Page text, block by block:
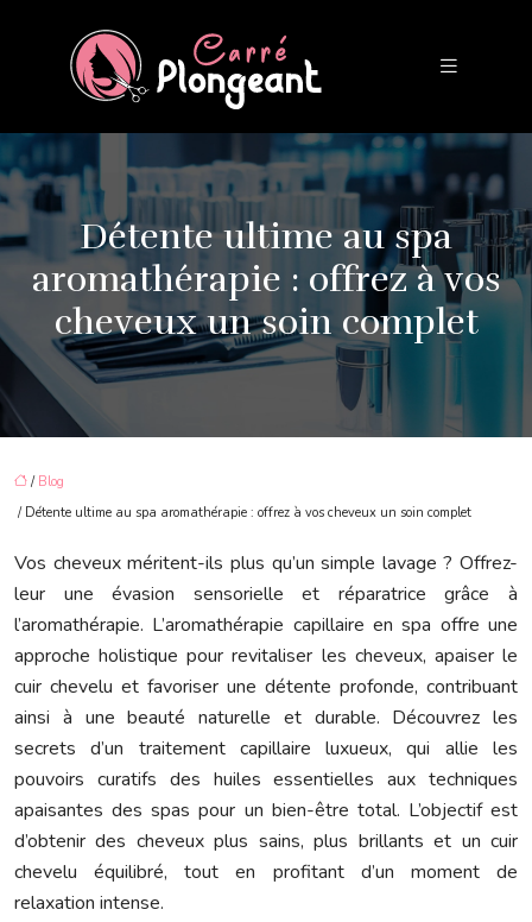
Détente ultime au spa
aromathérapie : offrez à vos
cheveux un soin complet
/ Blog
/ Détente ultime au spa aromathérapie : offrez à vos cheveux un soin complet
Vos cheveux méritent-ils plus qu’un simple lavage ? Offrez-
leur une évasion sensorielle et réparatrice grâce à
l’aromathérapie. L’aromathérapie capillaire en spa offre une
approche holistique pour revitaliser les cheveux, apaiser le
cuir chevelu et favoriser une détente profonde, contribuant
ainsi à une beauté naturelle et durable. Découvrez les
secrets d’un traitement capillaire luxueux, qui allie les
pouvoirs curatifs des huiles essentielles aux techniques
apaisantes des spas pour un bien-être total. L’objectif est
d’obtenir des cheveux plus sains, plus brillants et un cuir
chevelu équilibré, tout en profitant d’un moment de
relaxation intense.